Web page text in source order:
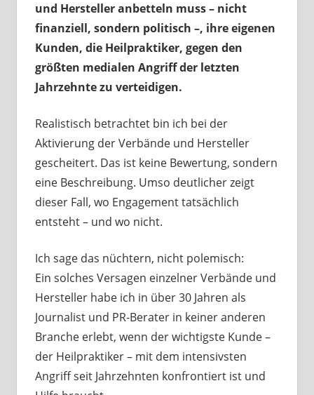
und Hersteller anbetteln muss – nicht
finanziell, sondern politisch –, ihre eigenen
Kunden, die Heilpraktiker, gegen den
größten medialen Angriff der letzten
Jahrzehnte zu verteidigen.
Realistisch betrachtet bin ich bei der
Aktivierung der Verbände und Hersteller
gescheitert. Das ist keine Bewertung, sondern
eine Beschreibung. Umso deutlicher zeigt
dieser Fall, wo Engagement tatsächlich
entsteht – und wo nicht.
Ich sage das nüchtern, nicht polemisch:
Ein solches Versagen einzelner Verbände und
Hersteller habe ich in über 30 Jahren als
Journalist und PR-Berater in keiner anderen
Branche erlebt, wenn der wichtigste Kunde –
der Heilpraktiker – mit dem intensivsten
Angriff seit Jahrzehnten konfrontiert ist und